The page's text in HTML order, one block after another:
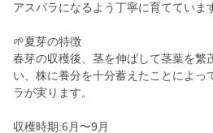
アスパラになるよう丁寧に育てていま
🌱夏芽の特徴
春芽の収穫後、茎を伸ばして茎葉を繁
い、株に養分を十分蓄えたことによっ
ラが実ります。
収穫時期:6月〜9月